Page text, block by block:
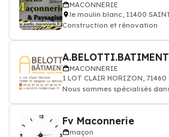
MACONNERIE
le moulin blanc, 11400
Construction et rénovation
A.BELOTTI.BATIMENT
MACONNERIE
1 LOT CLAIR HORIZON,
Nous sommes spécialisés
Fv Maconnerie
maçon